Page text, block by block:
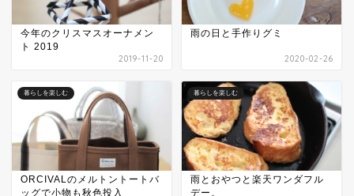
今年のクリスマスオーナメン
ト 2019
2019-11-20
雨の日と手作りグミ
2020-02-26
暮らしを楽しむ
ORCIVALのメルトントートバ
ッグで小物も秋色投入
暮らしを楽しむ
雨とおやつと楽天ワンダフル
デー。